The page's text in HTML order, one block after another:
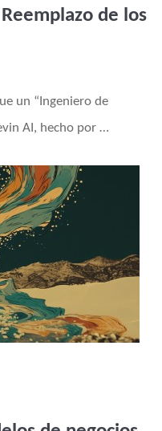
de los
un “Ingeniero de
AI, hecho por …